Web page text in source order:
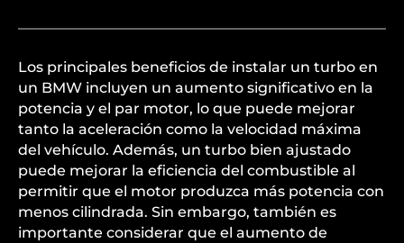
Los principales beneficios de instalar un turbo en
un BMW incluyen un aumento significativo en la
potencia y el par motor, lo que puede mejorar
tanto la aceleración como la velocidad máxima
del vehículo. Además, un turbo bien ajustado
puede mejorar la eficiencia del combustible al
permitir que el motor produzca más potencia con
menos cilindrada. Sin embargo, también es
importante considerar que el aumento de